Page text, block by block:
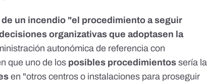
de un incendio "el procedimiento a seguir
organizativas que adoptasen la
autonómica de referencia con
que uno de los posibles procedimientos sería la
en "otros centros o instalaciones para proseguir